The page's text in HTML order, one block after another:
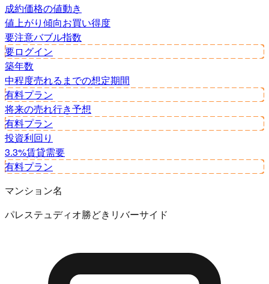
成約価格の値動き
値上がり傾向お買い得度
要注意バブル指数
要ログイン
築年数
中程度売れるまでの想定期間
有料プラン
将来の売れ行き予想
有料プラン
投資利回り
3.3%賃貸需要
有料プラン
マンション名
パレステュディオ勝どきリバーサイド